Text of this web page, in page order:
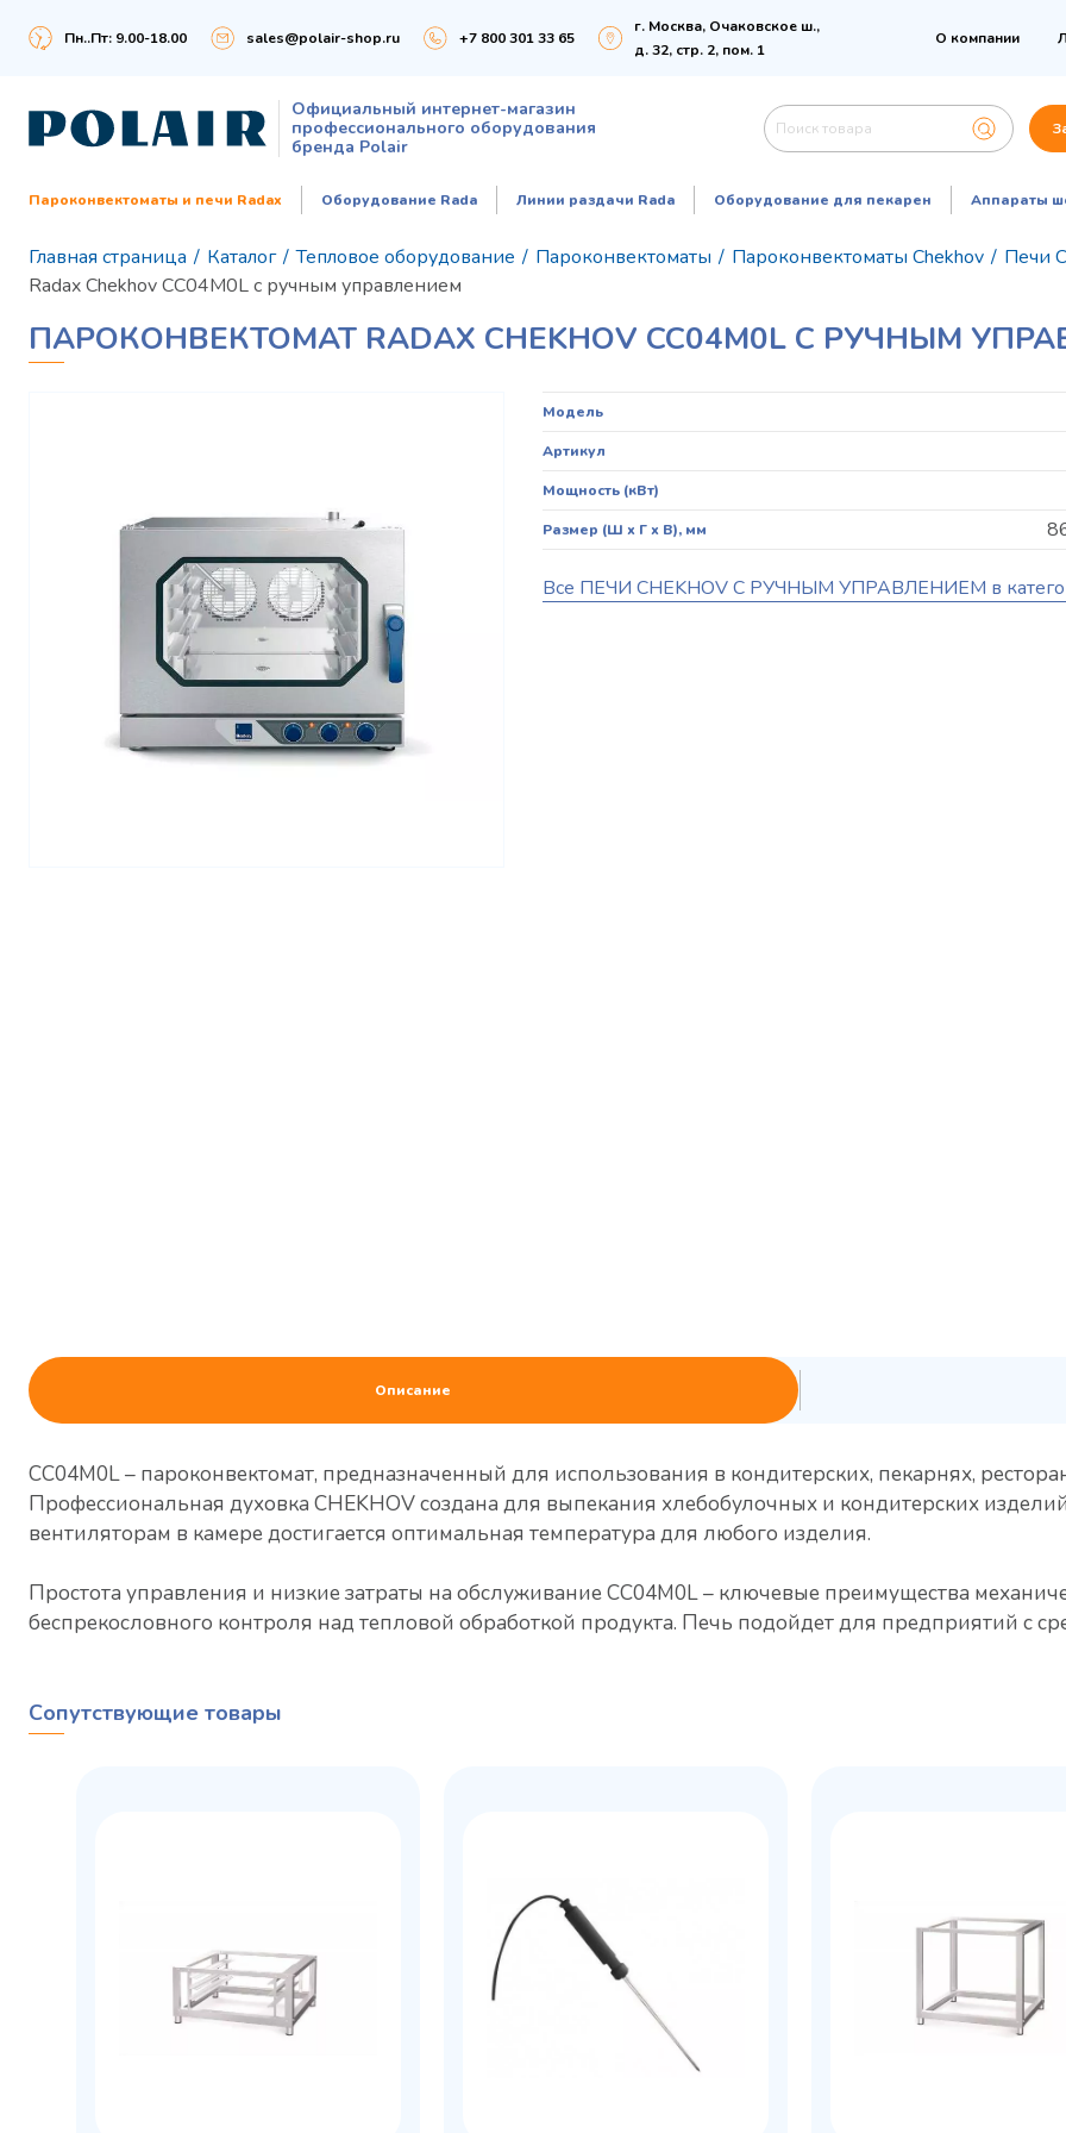
Пн..Пт: 9.00-18.00 sales@polair-shop.ru +7 800 301 33 65
г. Москва, Очаковское ш.,
д. 32, стр. 2, пом. 1
О компании
Официальный интернет-магазин
профессионального оборудования
бренда Polair
Пароконвектоматы и печи Radax Оборудование Rada Линии раздачи Rada Оборудование для пекарен Аппараты
Главная страница / Каталог / Тепловое оборудование / Пароконвектоматы / Пароконвектоматы Chekhov / Печи
Radax Chekhov CC04M0L с ручным управлением
ПАРОКОНВЕКТОМАТ RADAX CHEKHOV CC04M0L С РУЧНЫМ
Модель
Артикул
Мощность (кВт)
Размер (Ш х Г х В), мм
Все ПЕЧИ CHEKHOV С РУЧНЫМ УПРАВЛЕНИЕМ в
Описание
CC04M0L – пароконвектомат, предназначенный для использования в кондитерских, пекарнях,
Профессиональная духовка CHEKHOV создана для выпекания хлебобулочных и кондитерских
вентиляторам в камере достигается оптимальная температура для любого изделия.
Простота управления и низкие затраты на обслуживание CC04M0L – ключевые преимущества
беспрекословного контроля над тепловой обработкой продукта. Печь подойдет для предприятий с
Сопутствующие товары